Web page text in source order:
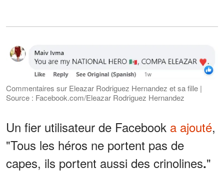
Commentaires sur Eleazar Rodriguez Hernandez et sa fille |
Source : Facebook.com/Eleazar Rodriguez Hernandez
Un fier utilisateur de Facebook a ajouté,
"Tous les héros ne portent pas de
capes, ils portent aussi des crinolines."